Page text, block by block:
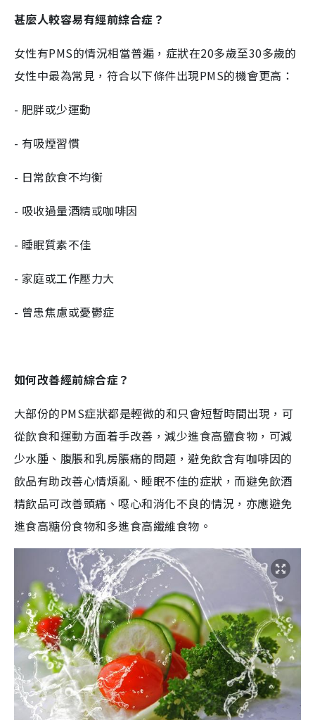
甚麼人較容易有經前綜合症？
女性有PMS的情況相當普遍，症狀在20多歲至30多歲的
女性中最為常見，符合以下條件出現PMS的機會更高：
- 肥胖或少運動
- 有吸煙習慣
- 日常飲食不均衡
- 吸收過量酒精或咖啡因
- 睡眠質素不佳
- 家庭或工作壓力大
- 曾患焦慮或憂鬱症
如何改善經前綜合症？
大部份的PMS症狀都是輕微的和只會短暫時間出現，可
從飲食和運動方面着手改善，減少進食高鹽食物，可減
少水腫、腹脹和乳房脹痛的問題，避免飲含有咖啡因的
飲品有助改善心情煩亂、睡眠不佳的症狀，而避免飲酒
精飲品可改善頭痛、噁心和消化不良的情況，亦應避免
進食高糖份食物和多進食高纖維食物。